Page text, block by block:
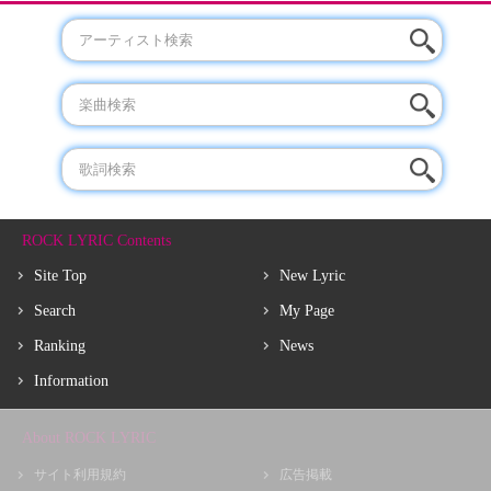
ROCK LYRIC Contents
Site Top
Search
Ranking
Information
New Lyric
My Page
News
About ROCK LYRIC
サイト利用規約 広告掲載